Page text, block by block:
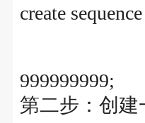
create
999999999;
第二步：创建